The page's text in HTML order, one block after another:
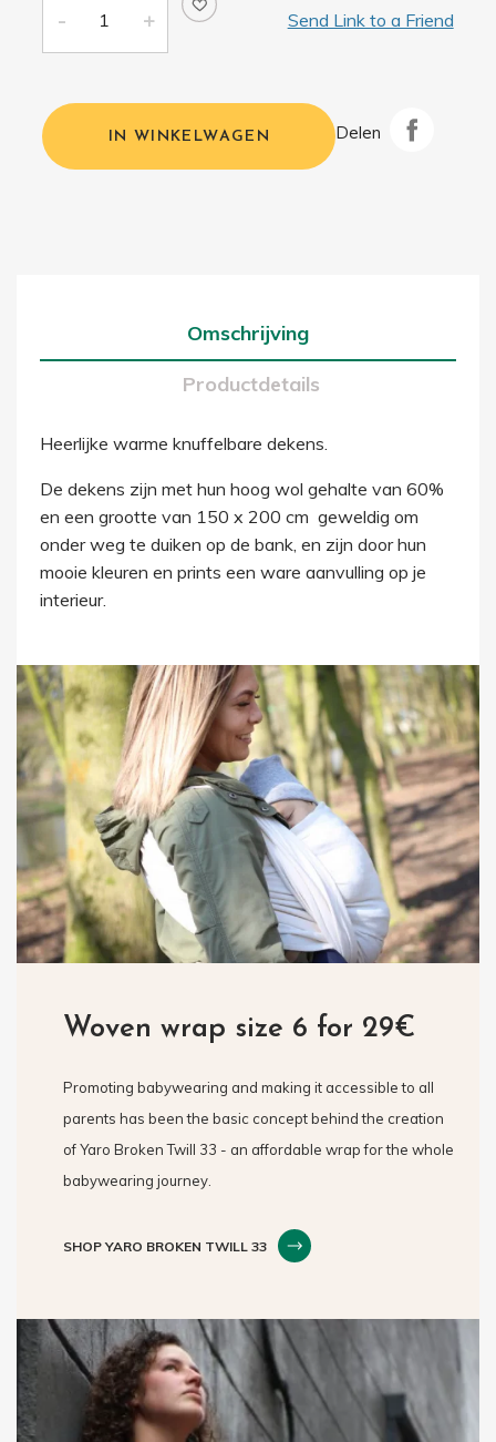
Send Link to a Friend
IN WINKELWAGEN Delen
Omschrijving
Productdetails
Heerlijke warme knuffelbare dekens.
De dekens zijn met hun hoog wol gehalte van 60%
en een grootte van 150 x 200 cm geweldig om
onder weg te duiken op de bank, en zijn door hun
mooie kleuren en prints een ware aanvulling op je
interieur.
Woven wrap size 6 for 29€
Promoting babywearing and making it accessible to all
parents has been the basic concept behind the creation
of Yaro Broken Twill 33 - an affordable wrap for the whole
babywearing journey.
SHOP YARO BROKEN TWILL 33